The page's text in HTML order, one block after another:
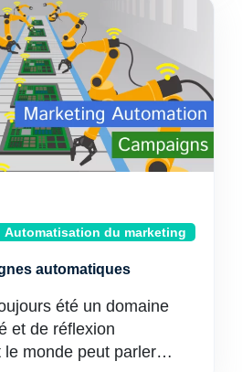
Automatisation du marketing
automatiques
été un domaine
et de réflexion
le monde peut parler…